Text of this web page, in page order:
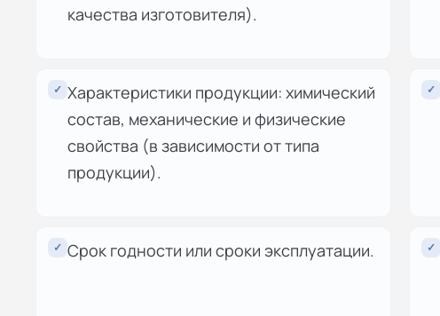
качества изготовителя).
✓ Характеристики продукции: химический
состав, механические и физические
свойства (в зависимости от типа
продукции).
✓
✓ Срок годности или сроки эксплуатации. ✓